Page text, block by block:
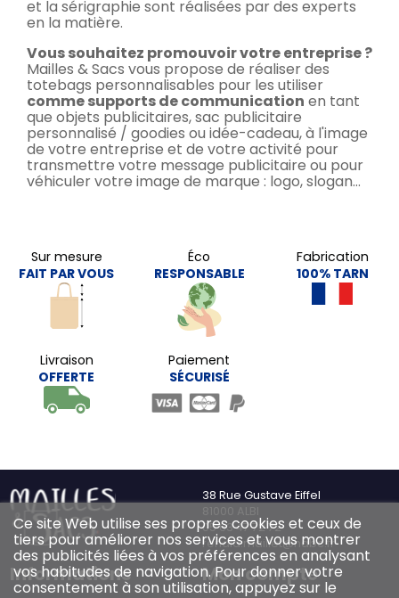
et la sérigraphie sont réalisées par des experts
en la matière.
Vous souhaitez promouvoir votre entreprise ?
Mailles & Sacs vous propose de réaliser des
totebags personnalisables pour les utiliser
comme supports de communication en tant
que objets publicitaires, sac publicitaire
personnalisé / goodies ou idée-cadeau, à l'image
de votre entreprise et de votre activité pour
transmettre votre message publicitaire ou pour
véhiculer votre image de marque : logo, slogan…
Sur mesure
FAIT PAR VOUS
Éco
RESPONSABLE
Fabrication
100% TARN
Livraison
OFFERTE
Paiement
SÉCURISÉ
38 Rue Gustave Eiffel
05 63 47 72 72
renald.maillet@habc.fr
Informations Mon compte
Ce site Web utilise ses propres cookies et ceux de
tiers pour améliorer nos services et vous montrer
des publicités liées à vos préférences en analysant
vos habitudes de navigation. Pour donner votre
consentement à son utilisation, appuyez sur le